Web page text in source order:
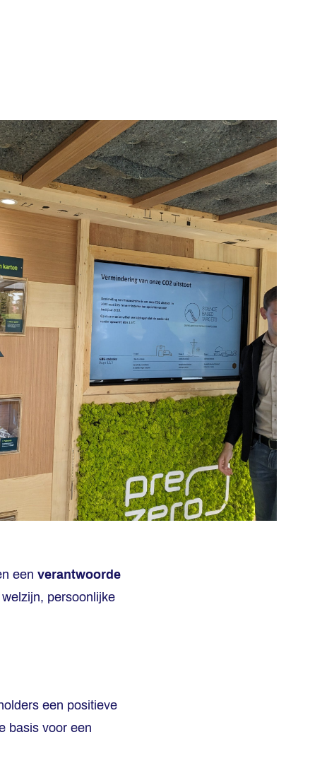
een verantwoorde
persoonlijke
een positieve
basis voor een